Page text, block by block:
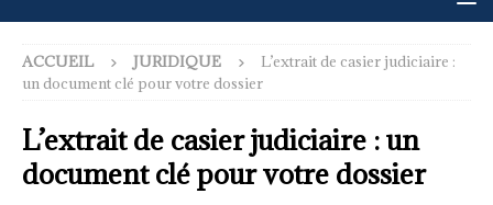
ACCUEIL JURIDIQUE
L’extrait de casier judiciaire :
un document clé pour votre dossier
L’extrait de casier judiciaire : un
document clé pour votre dossier